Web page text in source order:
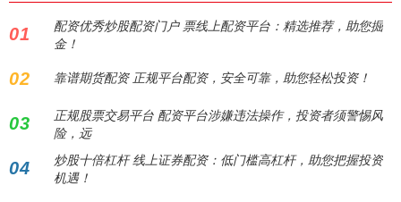
01
配资优秀炒股配资门户 票线上配资平台：精选推荐，助您掘
金！
02 靠谱期货配资 正规平台配资，安全可靠，助您轻松投资！
03
正规股票交易平台 配资平台涉嫌违法操作，投资者须警惕风
险，远
04
炒股十倍杠杆 线上证券配资：低门槛高杠杆，助您把握投资
机遇！